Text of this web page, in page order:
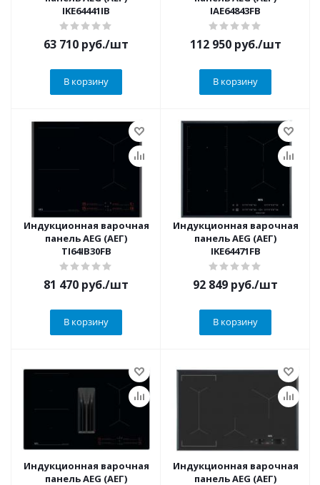
IKE64441IB
63 710 руб./шт
В корзину
IAE64843FB
112 950руб./шт
В корзину
Индукционная варочная
панель AEG (АЕГ)
TI64IB30FB
81 470 руб./шт
В корзину
Индукционная варочная
панель AEG (АЕГ)
IKE64471FB
92 849 руб./шт
В корзину
Индукционная варочная
панель AEG (АЕГ)
Индукционная варочная
панель AEG (АЕГ)